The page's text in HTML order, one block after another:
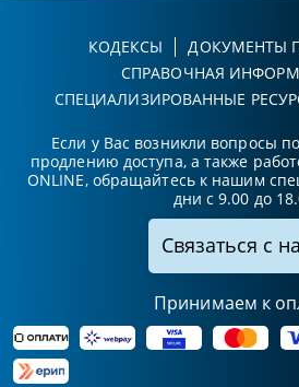
КОДЕКСЫ
ДОКУМЕНТЫ
СПРАВОЧНАЯ
СПЕЦИАЛИЗИРОВАННЫЕ
Если у Вас возникли вопросы
продлению доступа, а также
ONLINE, обращайтесь к нашим
дни с 9.00 до
Связаться с
Принимаем к